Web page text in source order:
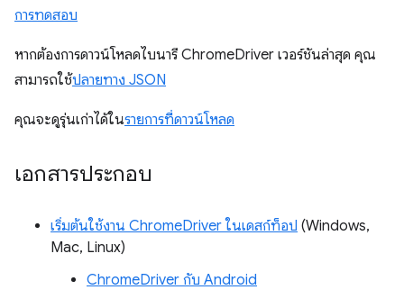
การทดสอบ
หากต้องการดาวน์โหลดไบนารี ChromeDriver เวอร์ชันล่าสุด คุณ
สามารถใช้ปลายทาง JSON
คุณจะดูรุ่นเก่าได้ในรายการที่ดาวน์โหลด
เอกสารประกอบ
เริ่มต้นใช้งาน ChromeDriver ในเดสก์ท็อป (Windows,
Mac, Linux)
ChromeDriver กับ Android